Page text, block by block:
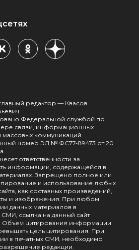
редактор — Квасов
Федеральной службой по
связи, информационных
массовых коммуникаций.
номер ЭЛ № ФС77-89473 от 20
ответственности за
информации, содержащейся в
Запрещено полное или
и использование любых
как составных произведений,
и изображения. При любом
данных материалов в
ссылка на данный сайт
Объем цитирования информации
цель цитирования. При
в печатных СМИ, необходимо
редакции.